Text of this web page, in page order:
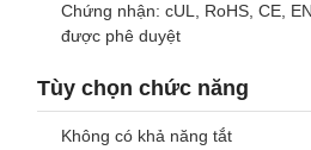
Chứng nhận: cUL, RoHS, CE,
được phê duyệt
Tùy chọn chức năng
Không có khả năng tắt